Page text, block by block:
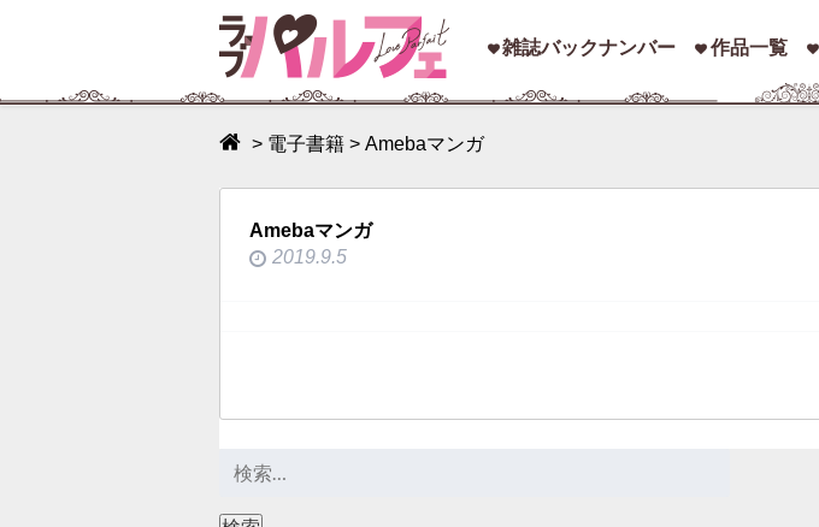
雑誌バックナンバー 作品一覧
> 電子書籍> Amebaマンガ
Amebaマンガ
2019.9.5